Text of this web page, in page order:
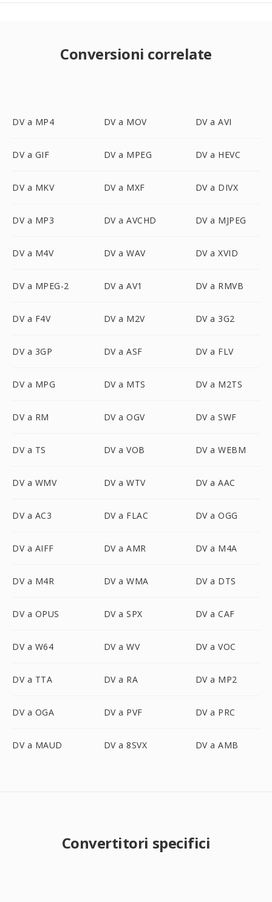
Conversioni correlate
DV a MP4 DV a MOV DV a AVI
DV a GIF DV a MPEG DV a HEVC
DV a MKV DV a MXF DV a DIVX
DV a MP3 DV a AVCHD DV a MJPEG
DV a M4V DV a WAV DV a XVID
DV a MPEG-2 DV a AV1 DV a RMVB
DV a F4V DV a M2V DV a 3G2
DV a 3GP DV a ASF DV a FLV
DV a MPG DV a MTS DV a M2TS
DV a RM DV a OGV DV a SWF
DV a TS DV a VOB DV a WEBM
DV a WMV DV a WTV DV a AAC
DV a AC3 DV a FLAC DV a OGG
DV a AIFF DV a AMR DV a M4A
DV a M4R DV a WMA DV a DTS
DV a OPUS DV a SPX DV a CAF
DV a W64 DV a WV DV a VOC
DV a TTA DV a RA DV a MP2
DV a OGA DV a PVF DV a PRC
DV a MAUD DV a 8SVX DV a AMB
Convertitori specifici